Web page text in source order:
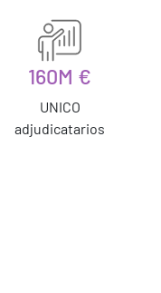
160M €
UNICO
adjudicatarios